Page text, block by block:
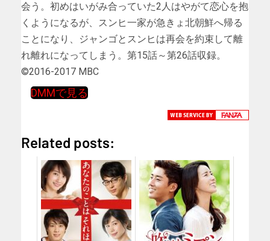
会う。初めはいがみ合っていた2人はやがて恋心を抱
くようになるが、スンヒ一家が急きょ北朝鮮へ帰る
ことになり、ジャンゴとスンヒは再会を約束して離
れ離れになってしまう。第15話～第26話収録。
©2016-2017 MBC
DMMで見る
Related posts: